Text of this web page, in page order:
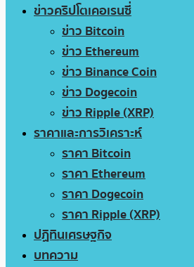
ข่าวคริปโตเคอเรนซี่
ข่าว Bitcoin
ข่าว Ethereum
ข่าว Binance Coin
ข่าว Dogecoin
ข่าว Ripple (XRP)
ราคาและการวิเคราะห์
ราคา Bitcoin
ราคา Ethereum
ราคา Dogecoin
ราคา Ripple (XRP)
ปฏิทินเศรษฐกิจ
บทความ